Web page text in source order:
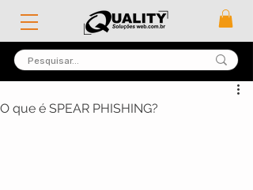
O que é SPEAR PHISHING?